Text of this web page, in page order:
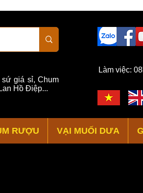
Làm việc:
giá sỉ,Chum
Hồ Điệp...
RƯỢU VẠI MUỐI DƯA